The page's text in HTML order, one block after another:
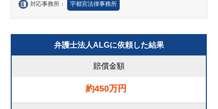
対応事務所： 宇都宮法律事務所
弁護士法人ALGに依頼した結果
賠償金額
約450万円